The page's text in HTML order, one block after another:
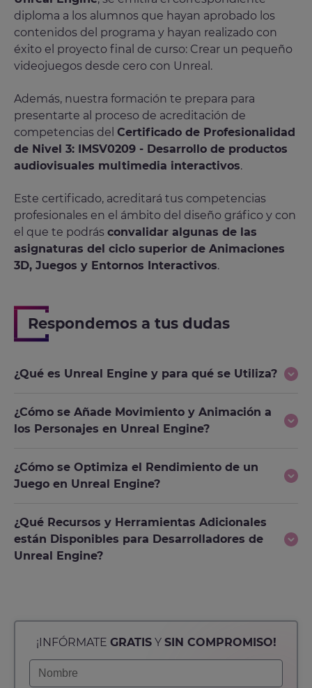
diploma a los alumnos que hayan aprobado los
contenidos del programa y hayan realizado con
éxito el proyecto final de curso: Crear un pequeño
videojuegos desde cero con Unreal.
Además, nuestra formación te prepara para
presentarte al proceso de acreditación de
competencias del Certificado de Profesionalidad
de Nivel 3: IMSV0209 - Desarrollo de productos
audiovisuales multimedia interactivos.
Este certificado, acreditará tus competencias
profesionales en el ámbito del diseño gráfico y con
el que te podrás convalidar algunas de las
asignaturas del ciclo superior de Animaciones
3D, Juegos y Entornos Interactivos.
Respondemos a tus dudas
¿Qué es Unreal Engine y para qué se Utiliza?
¿Cómo se Añade Movimiento y Animación a
los Personajes en Unreal Engine?
¿Cómo se Optimiza el Rendimiento de un
Juego en Unreal Engine?
¿Qué Recursos y Herramientas Adicionales
están Disponibles para Desarrolladores de
Unreal Engine?
¡INFÓRMATE GRATISY SIN COMPROMISO!